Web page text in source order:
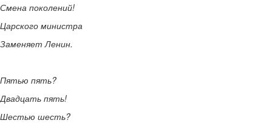
Смена поколений!
Царского министра
Заменяет Ленин.
Пятью пять?
Двадцать пять!
Шестью шесть?